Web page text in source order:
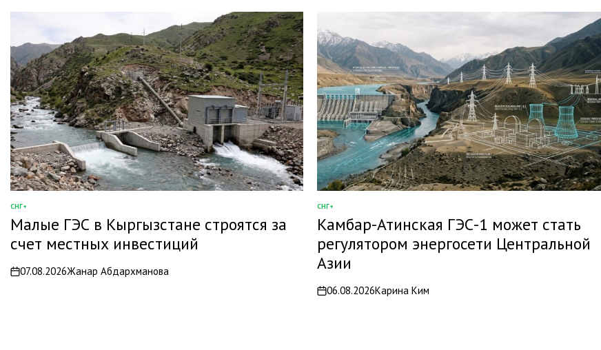
ОПУБЛИКОВАНО
В
СНГ+
Малые ГЭС в Кыргызстане строятся за
счет местных инвестиций
on07.08.2026Жанар Абдархманова
ОПУБЛИКОВАНО
В
СНГ+
Камбар-Атинская ГЭС-1 может стать
регулятором энергосети Центральной
Азии
on06.08.2026Карина Ким